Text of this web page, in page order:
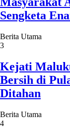
Sengketa
Berita Utama
3
Kejati
Bersih di
Ditahan
Berita Utama
4